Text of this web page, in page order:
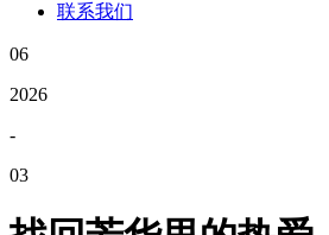
联系我们
06
2026
-
03